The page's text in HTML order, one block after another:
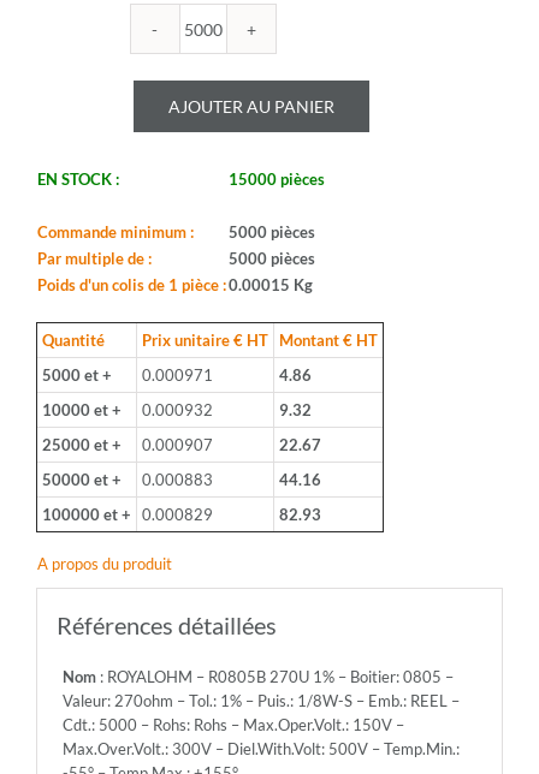
quantité
ROYALOHM
-
R0805B
Boitier:
0805
-
270ohm
-
Tol.:
1%
-
Puis.:
1/8W-
S
-
-
Cdt.:
5000
Rohs:
Rohs
-
Max.Oper.Volt.:
AJOUTER AU PANIER
EN STOCK : 15000 pièces
Commande minimum :
5000 pièces
Par multiple de :
5000 pièces
Poids d'un colis de 1 pièce :0.00015 Kg
Quantité Prix unitaire € HT
Montant € HT
5000 et +
0.000971
4.86
10000 et +
0.000932
9.32
25000 et +
0.000907
22.67
50000 et +
0.000883
44.16
100000 et +
0.000829 82.93
A propos du produit
Références détaillées
Nom: ROYALOHM – R0805B 270U 1% – Boitier: 0805 –
Valeur: 270ohm – Tol.: 1% – Puis.: 1/8W-S – Emb.: REEL –
Cdt.: 5000 – Rohs: Rohs – Max.Oper.Volt.: 150V –
Max.Over.Volt.: 300V – Diel.With.Volt: 500V – Temp.Min.: